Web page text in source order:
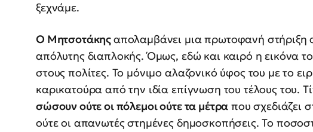
ξεχνάμε.
Ο Μητσοτάκηςαπολαμβάνει μια πρωτοφανή
απόλυτης διαπλοκής. Όμως, εδώ και καιρό η εικόνα
στους πολίτες. Το μόνιμο αλαζονικό ύφος του με το
καρικατούρα από την ιδία επίγνωση του τέλους του.
σώσουν ούτε οι πόλεμοι ούτε τα μέτρα που σχεδιάζει
ούτε οι απανωτές στημένες δημοσκοπήσεις. Το